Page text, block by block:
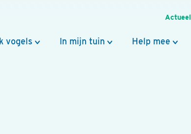
Actueel
vogels In mijn tuin Help mee